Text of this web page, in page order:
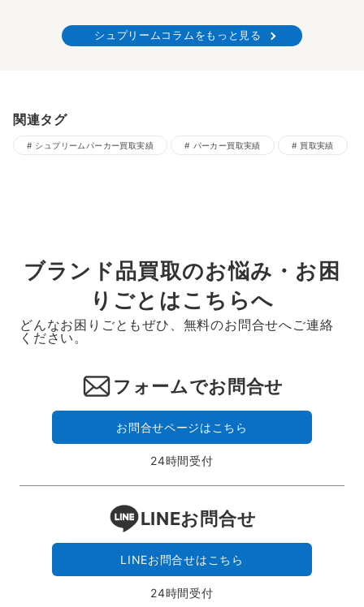
シュプリームコラムをもっと見る
関連タグ
シュプリームパーカー買取実績 パーカー買取実績 買取実績
ブランド品買取のお悩み・お困
りごとはこちらへ
どんなお困りごともぜひ、無料のお問合せへご連絡
ください。
フォームでお問合せ
お問合せページはこちら
24時間受付
LINEお問合せ
LINEお問合せはこちら
24時間受付